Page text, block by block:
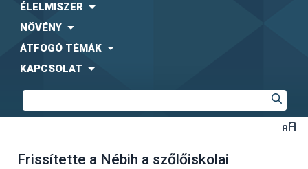
ÉLELMISZER
NÖVÉNY
ÁTFOGÓ TÉMÁK
KAPCSOLAT
Frissítette a Nébih a szőlőiskolai